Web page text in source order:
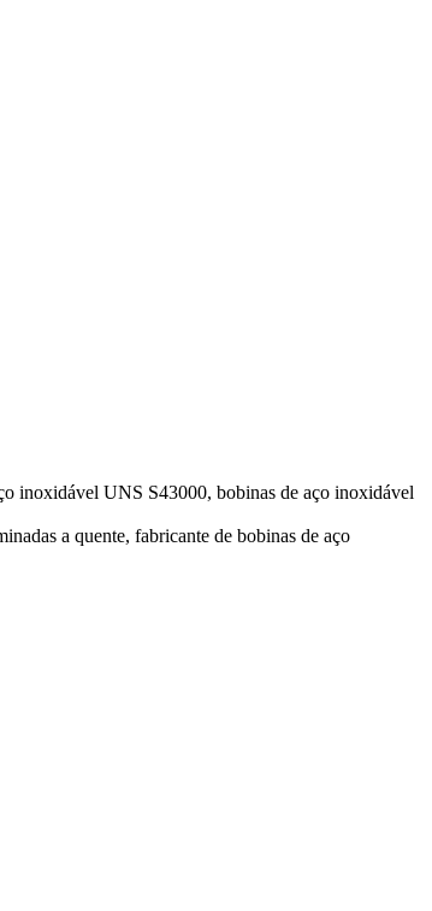
inoxidável UNS S43000, bobinas de aço inoxidável
a quente, fabricante de bobinas de aço